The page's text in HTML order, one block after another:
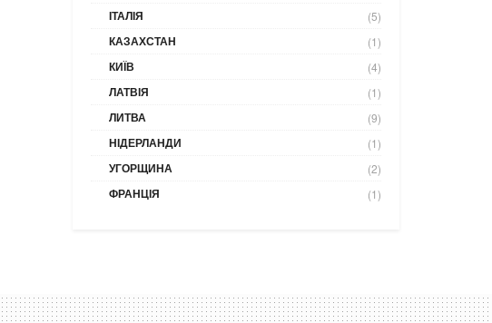
ІТАЛІЯ (5)
КАЗАХСТАН (1)
КИЇВ (4)
ЛАТВІЯ (1)
ЛИТВА (9)
НІДЕРЛАНДИ (1)
УГОРЩИНА (2)
ФРАНЦІЯ (1)